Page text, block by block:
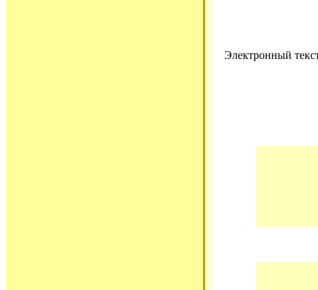
Электронный